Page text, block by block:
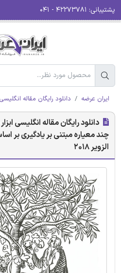
پشتیبانی:
ایران عرضه دانلود رایگان مقاله
دانلود رایگان مقاله انگلیسی
چند معیاره مبتنی بر یادگیری بر
الزویر 2018